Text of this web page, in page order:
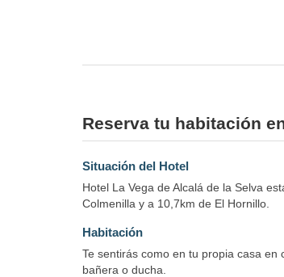
Reserva tu habitación
Situación del Hotel
Hotel La Vega de Alcalá de la Selva
Colmenilla y a 10,7km de El Hornillo.
Habitación
Te sentirás como en tu propia casa
bañera o ducha.